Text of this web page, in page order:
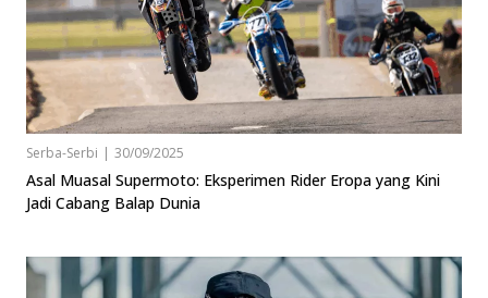
Serba-Serbi | 30/09/2025
Asal Muasal Supermoto: Eksperimen Rider Eropa yang Kini
Jadi Cabang Balap Dunia